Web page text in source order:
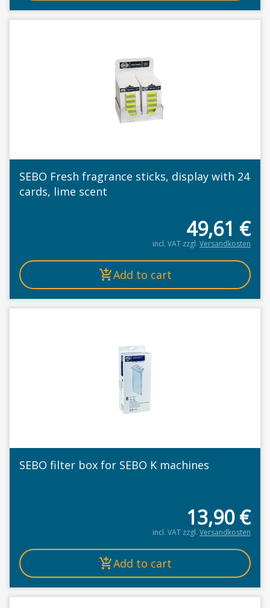
SEBO Fresh fragrance sticks, display with 24
cards, lime scent
49,61 €
incl. VAT zzgl. Versandkosten
Add to cart
SEBO filter box for SEBO K machines
13,90€
incl. VAT zzgl. Versandkosten
Add to cart